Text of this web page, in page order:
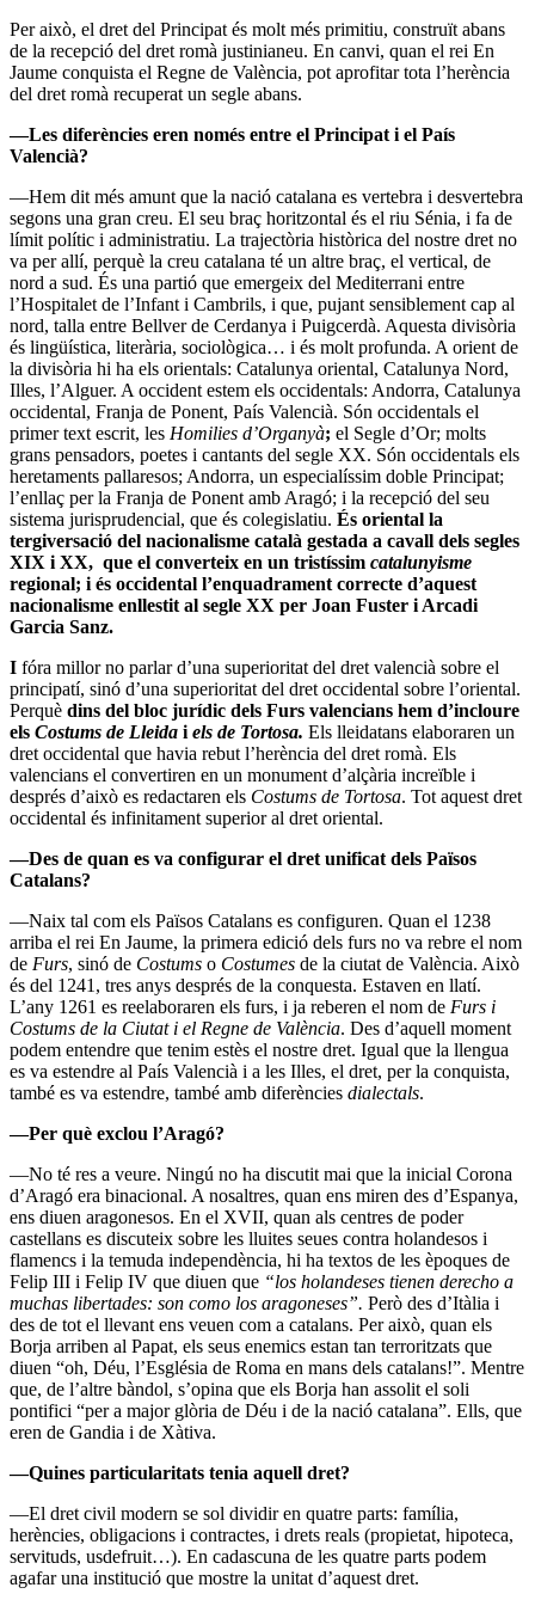
Per això, el dret del Principat és molt més primitiu, construït abans
de la recepció del dret romà justinianeu. En canvi, quan el rei En
Jaume conquista el Regne de València, pot aprofitar tota l’herència
del dret romà recuperat un segle abans.
—Les diferències eren només entre el Principat i el País
Valencià?
—Hem dit més amunt que la nació catalana es vertebra i desvertebra
segons una gran creu. El seu braç horitzontal és el riu Sénia, i fa de
límit polític i administratiu. La trajectòria històrica del nostre dret no
va per allí, perquè la creu catalana té un altre braç, el vertical, de
nord a sud. És una partió que emergeix del Mediterrani entre
l’Hospitalet de l’Infant i Cambrils, i que, pujant sensiblement cap al
nord, talla entre Bellver de Cerdanya i Puigcerdà. Aquesta divisòria
és lingüística, literària, sociològica… i és molt profunda. A orient de
la divisòria hi ha els orientals: Catalunya oriental, Catalunya Nord,
Illes, l’Alguer. A occident estem els occidentals: Andorra, Catalunya
occidental, Franja de Ponent, País Valencià. Són occidentals el
primer text escrit, les Homilies d’Organyà; el Segle d’Or; molts
grans pensadors, poetes i cantants del segle XX. Són occidentals els
heretaments pallaresos; Andorra, un especialíssim doble Principat;
l’enllaç per la Franja de Ponent amb Aragó; i la recepció del seu
sistema jurisprudencial, que és colegislatiu. És oriental la
tergiversació del nacionalisme català gestada a cavall dels segles
XIX i XX, que el converteix en un tristíssim catalunyisme
regional; i és occidental l’enquadrament correcte d’aquest
nacionalisme enllestit al segle XX per Joan Fuster i Arcadi
Garcia Sanz.
I fóra millor no parlar d’una superioritat del dret valencià sobre el
principatí, sinó d’una superioritat del dret occidental sobre l’oriental.
Perquè dins del bloc jurídic dels Furs valencians hem d’incloure
els Costums de Lleida i els de Tortosa. Els lleidatans elaboraren un
dret occidental que havia rebut l’herència del dret romà. Els
valencians el convertiren en un monument d’alçària increïble i
després d’això es redactaren els Costums de Tortosa. Tot aquest dret
occidental és infinitament superior al dret oriental.
—Des de quan es va configurar el dret unificat dels Països
Catalans?
—Naix tal com els Països Catalans es configuren. Quan el 1238
arriba el rei En Jaume, la primera edició dels furs no va rebre el nom
de Furs, sinó de Costums o Costumes de la ciutat de València. Això
és del 1241, tres anys després de la conquesta. Estaven en llatí.
L’any 1261 es reelaboraren els furs, i ja reberen el nom de Furs i
Costums de la Ciutat i el Regne de València. Des d’aquell moment
podem entendre que tenim estès el nostre dret. Igual que la llengua
es va estendre al País Valencià i a les Illes, el dret, per la conquista,
també es va estendre, també amb diferències dialectals.
—Per què exclou l’Aragó?
—No té res a veure. Ningú no ha discutit mai que la inicial Corona
d’Aragó era binacional. A nosaltres, quan ens miren des d’Espanya,
ens diuen aragonesos. En el XVII, quan als centres de poder
castellans es discuteix sobre les lluites seues contra holandesos i
flamencs i la temuda independència, hi ha textos de les èpoques de
Felip III i Felip IV que diuen que “los holandeses tienen derecho a
muchas libertades: son como los aragoneses”. Però des d’Itàlia i
des de tot el llevant ens veuen com a catalans. Per això, quan els
Borja arriben al Papat, els seus enemics estan tan terroritzats que
diuen “oh, Déu, l’Església de Roma en mans dels catalans!”. Mentre
que, de l’altre bàndol, s’opina que els Borja han assolit el soli
pontifici “per a major glòria de Déu i de la nació catalana”. Ells, que
eren de Gandia i de Xàtiva.
—Quines particularitats tenia aquell dret?
—El dret civil modern se sol dividir en quatre parts: família,
herències, obligacions i contractes, i drets reals (propietat, hipoteca,
servituds, usdefruit…). En cadascuna de les quatre parts podem
agafar una institució que mostre la unitat d’aquest dret.